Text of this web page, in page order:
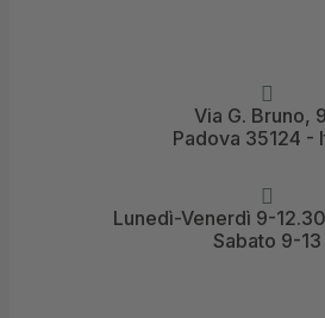
Via G. Bruno,
Padova 35124 -
Lunedì-Venerdì 9-
Sabato 9-13